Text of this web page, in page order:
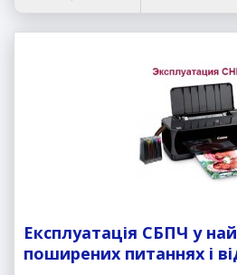
Експлуатація СБПЧ у
поширених питаннях і